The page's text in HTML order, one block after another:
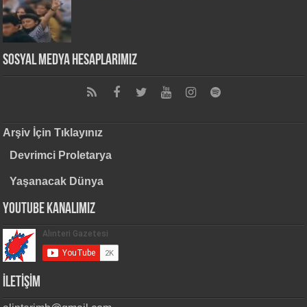
Sosyal Medya Hesaplarımız
Arşiv İçin Tıklayınız
Devrimci Proletarya
Yaşanacak Dünya
Youtube Kanalımız
İLETİŞİM